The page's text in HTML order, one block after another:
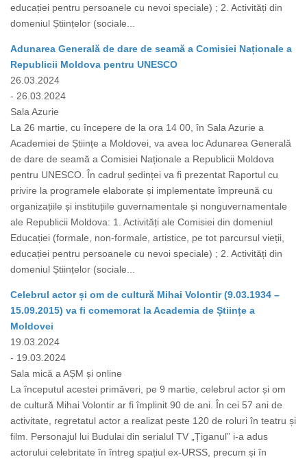
educației pentru persoanele cu nevoi speciale) ; 2. Activități din
domeniul Științelor (sociale...
Adunarea Generală de dare de seamă a Comisiei Naționale a
Republicii Moldova pentru UNESCO
26.03.2024
- 26.03.2024
Sala Azurie
La 26 martie, cu începere de la ora 14 00, în Sala Azurie a
Academiei de Științe a Moldovei, va avea loc Adunarea Generală
de dare de seamă a Comisiei Naționale a Republicii Moldova
pentru UNESCO. În cadrul ședinței va fi prezentat Raportul cu
privire la programele elaborate și implementate împreună cu
organizațiile și instituțiile guvernamentale și nonguvernamentale
ale Republicii Moldova: 1. Activități ale Comisiei din domeniul
Educației (formale, non-formale, artistice, pe tot parcursul vieții,
educației pentru persoanele cu nevoi speciale) ; 2. Activități din
domeniul Științelor (sociale...
Celebrul actor și om de cultură Mihai Volontir (9.03.1934 –
15.09.2015) va fi comemorat la Academia de Științe a
Moldovei
19.03.2024
- 19.03.2024
Sala mică a AȘM și online
La începutul acestei primăveri, pe 9 martie, celebrul actor și om
de cultură Mihai Volontir ar fi împlinit 90 de ani. În cei 57 ani de
activitate, regretatul actor a realizat peste 120 de roluri în teatru și
film. Personajul lui Budulai din serialul TV „Țiganul” i-a adus
actorului celebritate în întreg spațiul ex-URSS, precum și în